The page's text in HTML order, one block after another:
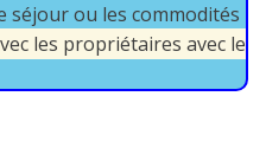
ou les commodités
les propriétaires avec le